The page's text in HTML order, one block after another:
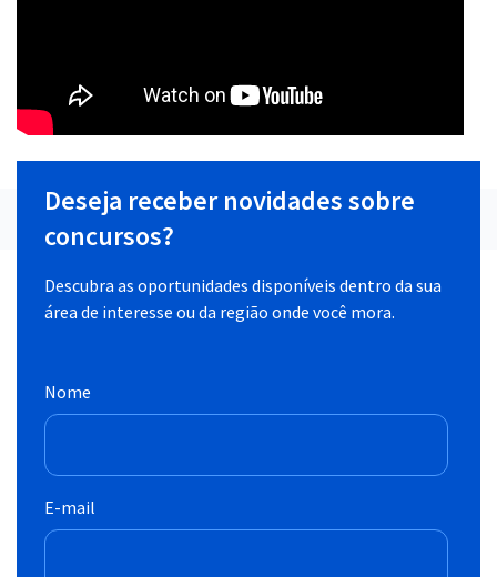
Deseja receber novidades sobre
concursos?
Descubra as oportunidades disponíveis dentro da sua
área de interesse ou da região onde você mora.
Nome
E-mail